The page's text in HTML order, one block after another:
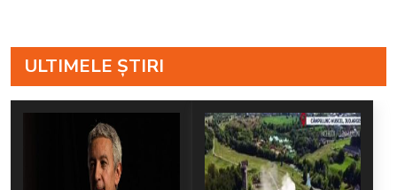
ULTIMELE ȘTIRI